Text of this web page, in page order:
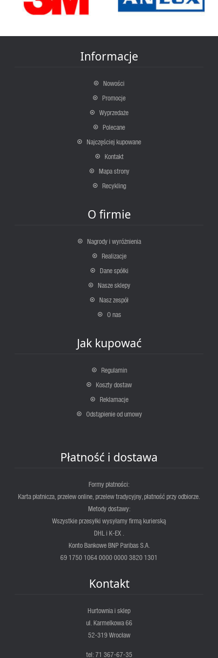
Informacje
Nowości
Promocje
Wyprzedaże
Polecane
Najczęściej kupowane
Kontakt
Mapa strony
Recykling
O firmie
Nagrody i wyróżnienia
Realizacje
Dane spółki
Nasze sklepy
Nasz zespół
O nas
Jak kupować
Regulamin
Koszty dostaw
Reklamacje
Odstąpienie od umowy
Płatność i dostawa
Formy płatności:
Karta płatnicza, przelew online, przelew tradycyjny, płatność przy odbiorze.
Metody dostawy:
Wszystkie przesyłki wysyłamy firmą kurierską
DHL i K-EX .
Konto Bankowe BNP Paribas S.A.
69 1750 1064 0000 0000 3820 1301
Kontakt
Hurtownia i sklep
ul. Karmelkowa 66
52-319 Wrocław
tel: 71 367-67-35